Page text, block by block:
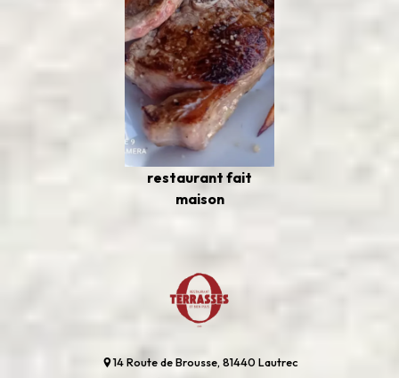
restaurant fait
maison
14 Route de Brousse, 81440 Lautrec